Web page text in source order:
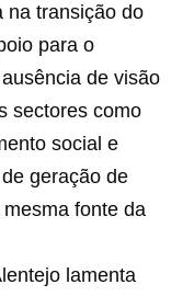
na transição do
para o
de visão
sectores como
social e
geração de
fonte da
lamenta